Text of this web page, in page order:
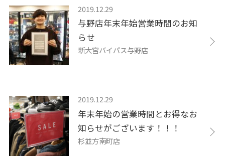
2019.12.29
与野店年末年始営業時間のお知
らせ
新大宮バイパス与野店
2019.12.29
年末年始の営業時間とお得なお
知らせがございます！！！
杉並方南町店